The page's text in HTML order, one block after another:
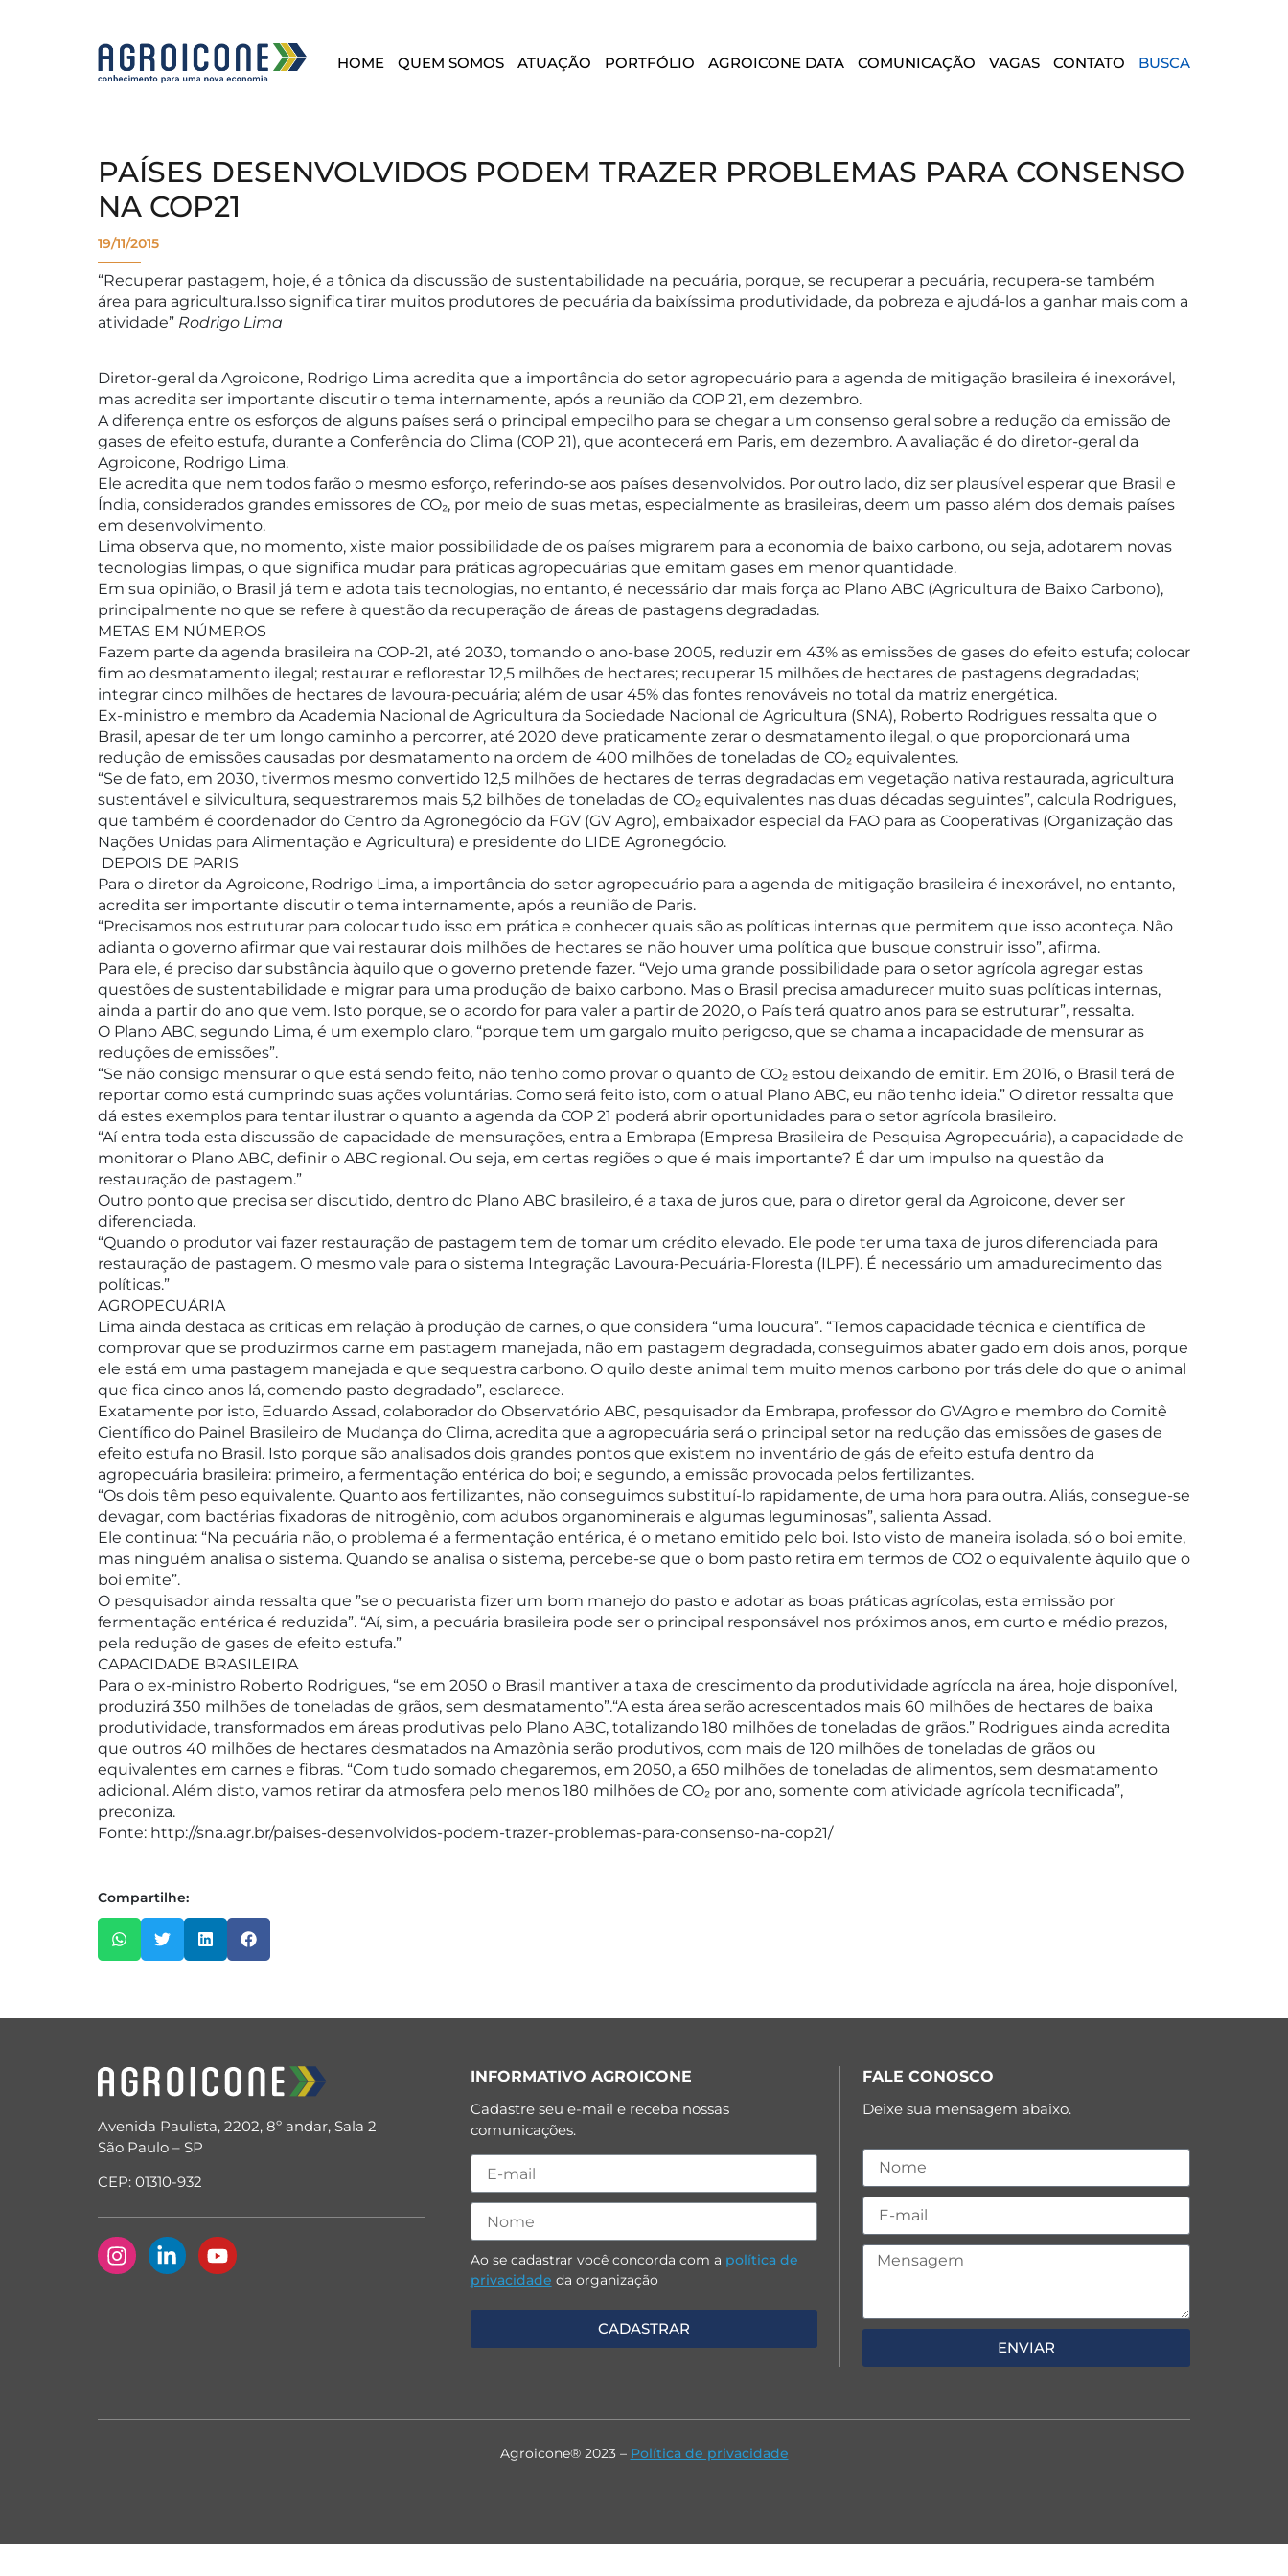
HOME QUEM SOMOS ATUAÇÃO PORTFÓLIO AGROICONE DATA COMUNICAÇÃO VAGAS CONTATO BUSCA
PAÍSES DESENVOLVIDOS PODEM TRAZER PROBLEMAS PARA CONSENSO
NA COP21
19/11/2015
“Recuperar pastagem, hoje, é a tônica da discussão de sustentabilidade na pecuária, porque, se recuperar a pecuária, recupera-se também
área para agricultura.Isso significa tirar muitos produtores de pecuária da baixíssima produtividade, da pobreza e ajudá-los a ganhar mais com a
atividade” Rodrigo Lima
Diretor-geral da Agroicone, Rodrigo Lima acredita que a importância do setor agropecuário para a agenda de mitigação brasileira é inexorável,
mas acredita ser importante discutir o tema internamente, após a reunião da COP 21, em dezembro.
A diferença entre os esforços de alguns países será o principal empecilho para se chegar a um consenso geral sobre a redução da emissão de
gases de efeito estufa, durante a Conferência do Clima (COP 21), que acontecerá em Paris, em dezembro. A avaliação é do diretor-geral da
Agroicone, Rodrigo Lima.
Ele acredita que nem todos farão o mesmo esforço, referindo-se aos países desenvolvidos. Por outro lado, diz ser plausível esperar que Brasil e
Índia, considerados grandes emissores de CO₂, por meio de suas metas, especialmente as brasileiras, deem um passo além dos demais países
em desenvolvimento.
Lima observa que, no momento, xiste maior possibilidade de os países migrarem para a economia de baixo carbono, ou seja, adotarem novas
tecnologias limpas, o que significa mudar para práticas agropecuárias que emitam gases em menor quantidade.
Em sua opinião, o Brasil já tem e adota tais tecnologias, no entanto, é necessário dar mais força ao Plano ABC (Agricultura de Baixo Carbono),
principalmente no que se refere à questão da recuperação de áreas de pastagens degradadas.
METAS EM NÚMEROS
Fazem parte da agenda brasileira na COP-21, até 2030, tomando o ano-base 2005, reduzir em 43% as emissões de gases do efeito estufa; colocar
fim ao desmatamento ilegal; restaurar e reflorestar 12,5 milhões de hectares; recuperar 15 milhões de hectares de pastagens degradadas;
integrar cinco milhões de hectares de lavoura-pecuária; além de usar 45% das fontes renováveis no total da matriz energética.
Ex-ministro e membro da Academia Nacional de Agricultura da Sociedade Nacional de Agricultura (SNA), Roberto Rodrigues ressalta que o
Brasil, apesar de ter um longo caminho a percorrer, até 2020 deve praticamente zerar o desmatamento ilegal, o que proporcionará uma
redução de emissões causadas por desmatamento na ordem de 400 milhões de toneladas de CO₂ equivalentes.
“Se de fato, em 2030, tivermos mesmo convertido 12,5 milhões de hectares de terras degradadas em vegetação nativa restaurada, agricultura
sustentável e silvicultura, sequestraremos mais 5,2 bilhões de toneladas de CO₂ equivalentes nas duas décadas seguintes”, calcula Rodrigues,
que também é coordenador do Centro da Agronegócio da FGV (GV Agro), embaixador especial da FAO para as Cooperativas (Organização das
Nações Unidas para Alimentação e Agricultura) e presidente do LIDE Agronegócio.
DEPOIS DE PARIS
Para o diretor da Agroicone, Rodrigo Lima, a importância do setor agropecuário para a agenda de mitigação brasileira é inexorável, no entanto,
acredita ser importante discutir o tema internamente, após a reunião de Paris.
“Precisamos nos estruturar para colocar tudo isso em prática e conhecer quais são as políticas internas que permitem que isso aconteça. Não
adianta o governo afirmar que vai restaurar dois milhões de hectares se não houver uma política que busque construir isso”, afirma.
Para ele, é preciso dar substância àquilo que o governo pretende fazer. “Vejo uma grande possibilidade para o setor agrícola agregar estas
questões de sustentabilidade e migrar para uma produção de baixo carbono. Mas o Brasil precisa amadurecer muito suas políticas internas,
ainda a partir do ano que vem. Isto porque, se o acordo for para valer a partir de 2020, o País terá quatro anos para se estruturar”, ressalta.
O Plano ABC, segundo Lima, é um exemplo claro, “porque tem um gargalo muito perigoso, que se chama a incapacidade de mensurar as
reduções de emissões”.
“Se não consigo mensurar o que está sendo feito, não tenho como provar o quanto de CO₂ estou deixando de emitir. Em 2016, o Brasil terá de
reportar como está cumprindo suas ações voluntárias. Como será feito isto, com o atual Plano ABC, eu não tenho ideia.” O diretor ressalta que
dá estes exemplos para tentar ilustrar o quanto a agenda da COP 21 poderá abrir oportunidades para o setor agrícola brasileiro.
“Aí entra toda esta discussão de capacidade de mensurações, entra a Embrapa (Empresa Brasileira de Pesquisa Agropecuária), a capacidade de
monitorar o Plano ABC, definir o ABC regional. Ou seja, em certas regiões o que é mais importante? É dar um impulso na questão da
restauração de pastagem.”
Outro ponto que precisa ser discutido, dentro do Plano ABC brasileiro, é a taxa de juros que, para o diretor geral da Agroicone, dever ser
diferenciada.
“Quando o produtor vai fazer restauração de pastagem tem de tomar um crédito elevado. Ele pode ter uma taxa de juros diferenciada para
restauração de pastagem. O mesmo vale para o sistema Integração Lavoura-Pecuária-Floresta (ILPF). É necessário um amadurecimento das
políticas.”
AGROPECUÁRIA
Lima ainda destaca as críticas em relação à produção de carnes, o que considera “uma loucura”. “Temos capacidade técnica e científica de
comprovar que se produzirmos carne em pastagem manejada, não em pastagem degradada, conseguimos abater gado em dois anos, porque
ele está em uma pastagem manejada e que sequestra carbono. O quilo deste animal tem muito menos carbono por trás dele do que o animal
que fica cinco anos lá, comendo pasto degradado”, esclarece.
Exatamente por isto, Eduardo Assad, colaborador do Observatório ABC, pesquisador da Embrapa, professor do GVAgro e membro do Comitê
Científico do Painel Brasileiro de Mudança do Clima, acredita que a agropecuária será o principal setor na redução das emissões de gases de
efeito estufa no Brasil. Isto porque são analisados dois grandes pontos que existem no inventário de gás de efeito estufa dentro da
agropecuária brasileira: primeiro, a fermentação entérica do boi; e segundo, a emissão provocada pelos fertilizantes.
“Os dois têm peso equivalente. Quanto aos fertilizantes, não conseguimos substituí-lo rapidamente, de uma hora para outra. Aliás, consegue-se
devagar, com bactérias fixadoras de nitrogênio, com adubos organominerais e algumas leguminosas”, salienta Assad.
Ele continua: “Na pecuária não, o problema é a fermentação entérica, é o metano emitido pelo boi. Isto visto de maneira isolada, só o boi emite,
mas ninguém analisa o sistema. Quando se analisa o sistema, percebe-se que o bom pasto retira em termos de CO2 o equivalente àquilo que o
boi emite”.
O pesquisador ainda ressalta que ”se o pecuarista fizer um bom manejo do pasto e adotar as boas práticas agrícolas, esta emissão por
fermentação entérica é reduzida”. “Aí, sim, a pecuária brasileira pode ser o principal responsável nos próximos anos, em curto e médio prazos,
pela redução de gases de efeito estufa.”
CAPACIDADE BRASILEIRA
Para o ex-ministro Roberto Rodrigues, “se em 2050 o Brasil mantiver a taxa de crescimento da produtividade agrícola na área, hoje disponível,
produzirá 350 milhões de toneladas de grãos, sem desmatamento”.“A esta área serão acrescentados mais 60 milhões de hectares de baixa
produtividade, transformados em áreas produtivas pelo Plano ABC, totalizando 180 milhões de toneladas de grãos.” Rodrigues ainda acredita
que outros 40 milhões de hectares desmatados na Amazônia serão produtivos, com mais de 120 milhões de toneladas de grãos ou
equivalentes em carnes e fibras. “Com tudo somado chegaremos, em 2050, a 650 milhões de toneladas de alimentos, sem desmatamento
adicional. Além disto, vamos retirar da atmosfera pelo menos 180 milhões de CO₂ por ano, somente com atividade agrícola tecnificada”,
preconiza.
Fonte: http://sna.agr.br/paises-desenvolvidos-podem-trazer-problemas-para-consenso-na-cop21/
Compartilhe:
Avenida Paulista, 2202, 8º andar, Sala 2
São Paulo – SP
CEP: 01310-932
INFORMATIVO AGROICONE
Cadastre seu e-mail e receba nossas
comunicações.
Ao se cadastrar você concorda com a política de
privacidade da organização
FALE CONOSCO
Deixe sua mensagem abaixo.
ENVIAR
Agroicone® 2023 – Política de privacidade